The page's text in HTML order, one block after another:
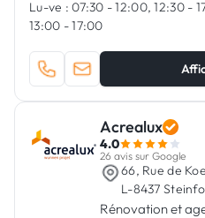
Lu-ve : 07:30 - 12:00, 12:30 -
13:00 - 17:00
Acrealux
4.0
26 avis sur Google
66, Rue de
L-8437
Rénovation et